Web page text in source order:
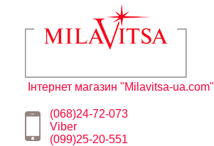
Інтернет магазин "Milavitsa-ua.com"
(068)24-72-073
Viber
(099)25-20-551